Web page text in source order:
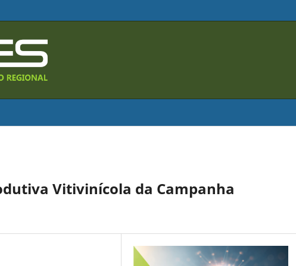
Vitivinícola da Campanha